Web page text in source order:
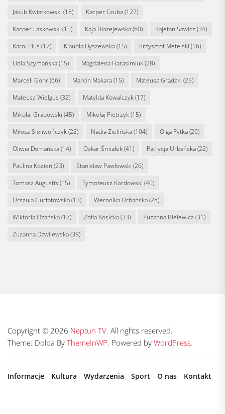
Jakub Kwiatkowski (18) Kacper Czuba(127)
Kacper Laskowski (15) Kaja Błażejewska(60) Kajetan Sawicz (34)
Karol Pius (17) Klaudia Dyszewska(15) Krzysztof Metelski (16)
Lidia Szymańska(15) Magdalena Harasimiuk(28)
Marceli Gohr(66) Marcin Makara(15) Mateusz Grądzki (25)
Mateusz Wielgus (32) Matylda Kowalczyk(17)
Mikołaj Grabowski (45) Mikołaj Pietrzyk(15)
Miłosz Sieliwończyk(22) Nadia Zielińska(104) Olga Pytka(20)
Oliwia Domańska(14) Oskar Śmiałek(41) Patrycja Urbańska(22)
Paulina Kozień (23) Stanisław Pawłowski (26)
Tomasz Augustis (15) Tymoteusz Kordowski (40)
Urszula Gurtatowska(13) Weronika Urbańska(28)
Wiktoria Ożańska(17) Zofia Kosicka(33) Zuzanna Bielewicz (31)
Zuzanna Dzwilewska(39)
Copyright © 2026 Neptun TV. All rights reserved.
Theme: Dolpa By ThemeInWP. Powered by WordPress.
Informacje Kultura Wydarzenia Sport O nas Kontakt